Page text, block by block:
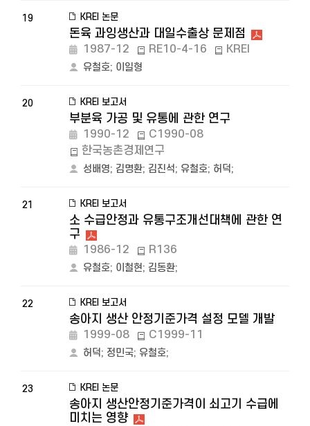
19 KREI 논문
돈육 과잉생산과 대일수출상 문제점
1987-12 RE10-4-16 KREI
유철호; 이일형
20 KREI 보고서
부분육 가공 및 유통에 관한 연구
1990-12
C1990-08
한국농촌경제연구
성배영; 김명환; 김진석; 유철호; 허덕;
21 KREI 보고서
소 수급안정과 유통구조개선대책에 관한 연
구
1986-12 R136
유철호; 이철현; 김동환;
22 KREI 보고서
송아지 생산 안정기준가격 설정 모델 개발
1999-08 C1999-11
허덕; 정민국; 유철호;
23 KREI 논문
송아지 생산안정기준가격이 쇠고기 수급에
미치는 영향